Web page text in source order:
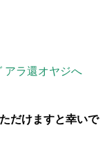
だけますと幸いで